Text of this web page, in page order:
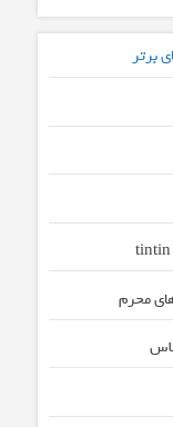
برتر